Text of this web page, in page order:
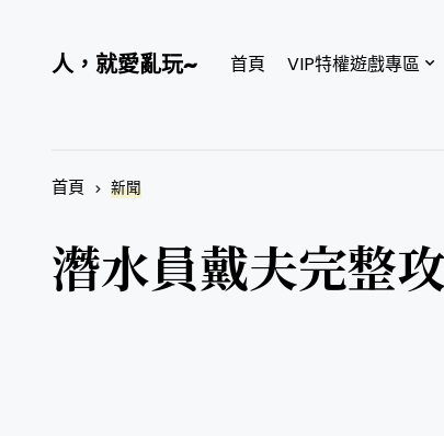
人，就愛亂玩~ 首頁 VIP特權遊戲專區
首頁 新聞
潛水員戴夫完整